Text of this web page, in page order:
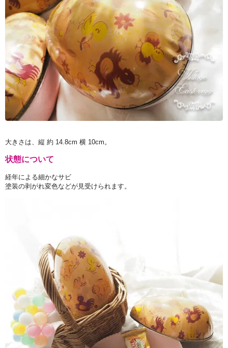
大きさは、縦 約 14.8cm 横 10cm。
状態について
経年による細かなサビ
塗装の剥がれ変色などが見受けられます。